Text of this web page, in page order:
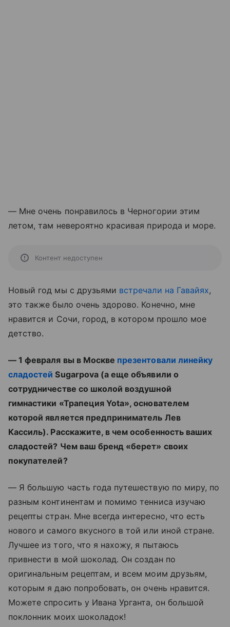
— Мне очень понравилось в Черногории этим
летом, там невероятно красивая природа и море.
Контент недоступен
Новый год мы с друзьями встречали на Гавайях,
это также было очень здорово. Конечно, мне
нравится и Сочи, город, в котором прошло мое
детство.
— 1 февраля вы в Москве презентовали линейку
сладостей Sugarpova (а еще объявили о
сотрудничестве со школой воздушной
гимнастики «Трапеция Yota», основателем
которой является предприниматель Лев
Кассиль). Расскажите, в чем особенность ваших
сладостей? Чем ваш бренд «берет» своих
покупателей?
— Я большую часть года путешествую по миру, по
разным континентам и помимо тенниса изучаю
рецепты стран. Мне всегда интересно, что есть
нового и самого вкусного в той или иной стране.
Лучшее из того, что я нахожу, я пытаюсь
привнести в мой шоколад. Он создан по
оригинальным рецептам, и всем моим друзьям,
которым я даю попробовать, он очень нравится.
Можете спросить у Ивана Урганта, он большой
поклонник моих шоколадок!